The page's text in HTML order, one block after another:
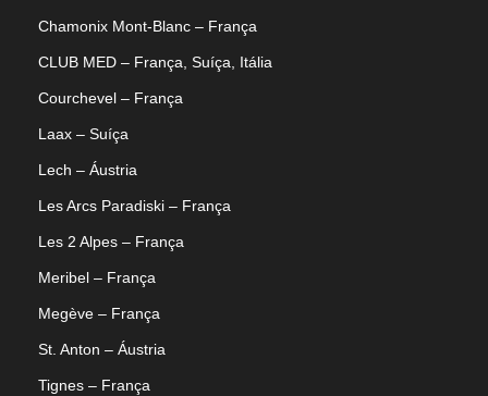
Corralco ou Valle Nevado: qual
estação escolher no Chile?
combina com seu estilo: acesso, neve, pistas,
hospedagem e perfil de viagem.
READ MORE
Chamonix Mont-Blanc – França
CLUB MED – França, Suíça, Itália
Courchevel – França
Laax – Suíça
Lech – Áustria
Les Arcs Paradiski – França
Les 2 Alpes – França
Meribel – França
Megève – França
St. Anton – Áustria
Tignes – França